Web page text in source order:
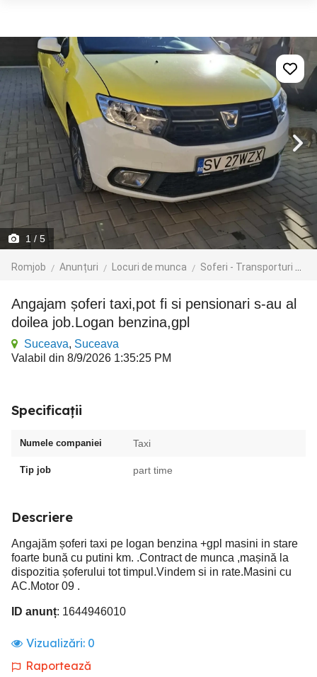
1 / 5
Romjob Anunțuri Locuri de munca Soferi - Transporturi
Angajam șoferi taxi,pot fi si pensionari s-au al
doilea job.Logan benzina,gpl
Suceava, Suceava
Valabil din 8/9/2026 1:35:25 PM
Specificații
Numele companiei Taxi
Tip job part time
Descriere
Angajăm șoferi taxi pe logan benzina +gpl masini in stare
foarte bună cu putini km. .Contract de munca ,mașină la
dispozitia șoferului tot timpul.Vindem si in rate.Masini cu
AC.Motor 09 .
ID anunț: 1644946010
Vizualizări: 0
Raportează